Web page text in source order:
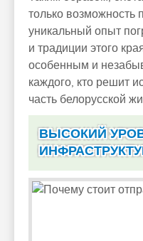
только возможность
уникальный опыт
и традиции этого
особенным и
каждого, кто решит
часть белорусской
ВЫСОКИЙ